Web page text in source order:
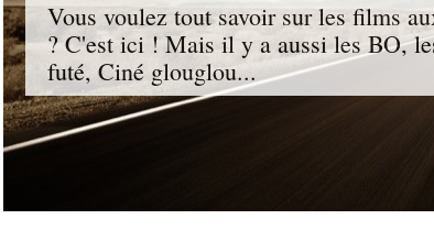
Vous voulez tout savoir sur les films
? C'est ici ! Mais il y a aussi les BO,
futé, Ciné glouglou...